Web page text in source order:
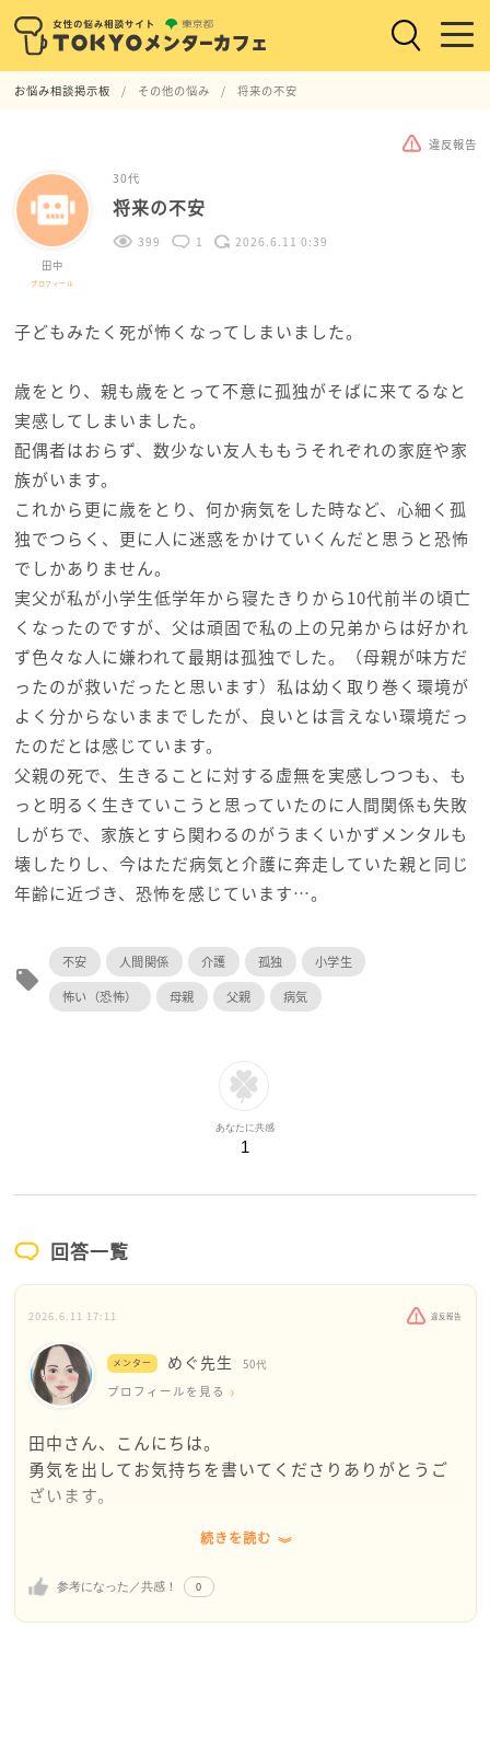
お悩み相談掲示板 その他の悩み 将来の不安
違反報告
田中
プロフィール
30代
将来の不安
399 1 2026.6.11 0:39
子どもみたく死が怖くなってしまいました。
歳をとり、親も歳をとって不意に孤独がそばに来てるなと
実感してしまいました。
配偶者はおらず、数少ない友人ももうそれぞれの家庭や家
族がいます。
これから更に歳をとり、何か病気をした時など、心細く孤
独でつらく、更に人に迷惑をかけていくんだと思うと恐怖
でしかありません。
実父が私が小学生低学年から寝たきりから10代前半の頃亡
くなったのですが、父は頑固で私の上の兄弟からは好かれ
ず色々な人に嫌われて最期は孤独でした。（母親が味方だ
ったのが救いだったと思います）私は幼く取り巻く環境が
よく分からないままでしたが、良いとは言えない環境だっ
たのだとは感じています。
父親の死で、生きることに対する虚無を実感しつつも、も
っと明るく生きていこうと思っていたのに人間関係も失敗
しがちで、家族とすら関わるのがうまくいかずメンタルも
壊したりし、今はただ病気と介護に奔走していた親と同じ
年齢に近づき、恐怖を感じています…。
local_offer
不安 人間関係 介護 孤独
小学生
怖い（恐怖）
母親 父親 病気
あなたに共感
1
回答一覧
2026.6.11 17:11 違反報告
メンター めぐ先生 50代
プロフィールを見る
田中さん、こんにちは。
勇気を出してお気持ちを書いてくださりありがとうご
ざいます。
死が怖くなること、将来の孤独に不安を感じること
は、とても自然なことだと思います。ご両親の介護や
お父様との経験を通して、「人は最後にどう生きるの
か」を人一倍深く見つめてこられたからこそ、今その
続きを読む
参考になった／共感！ 0